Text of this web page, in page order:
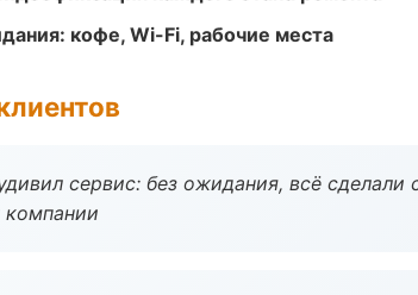
кофе, Wi-Fi, рабочие места
сервис: без ожидания, всё сделали